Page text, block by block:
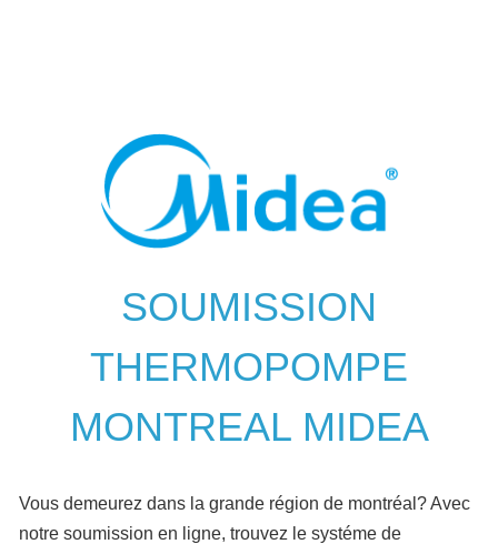
SOUMISSION
THERMOPOMPE
MONTREAL MIDEA
Vous demeurez dans la grande région de montréal? Avec
notre soumission en ligne, trouvez le systéme de